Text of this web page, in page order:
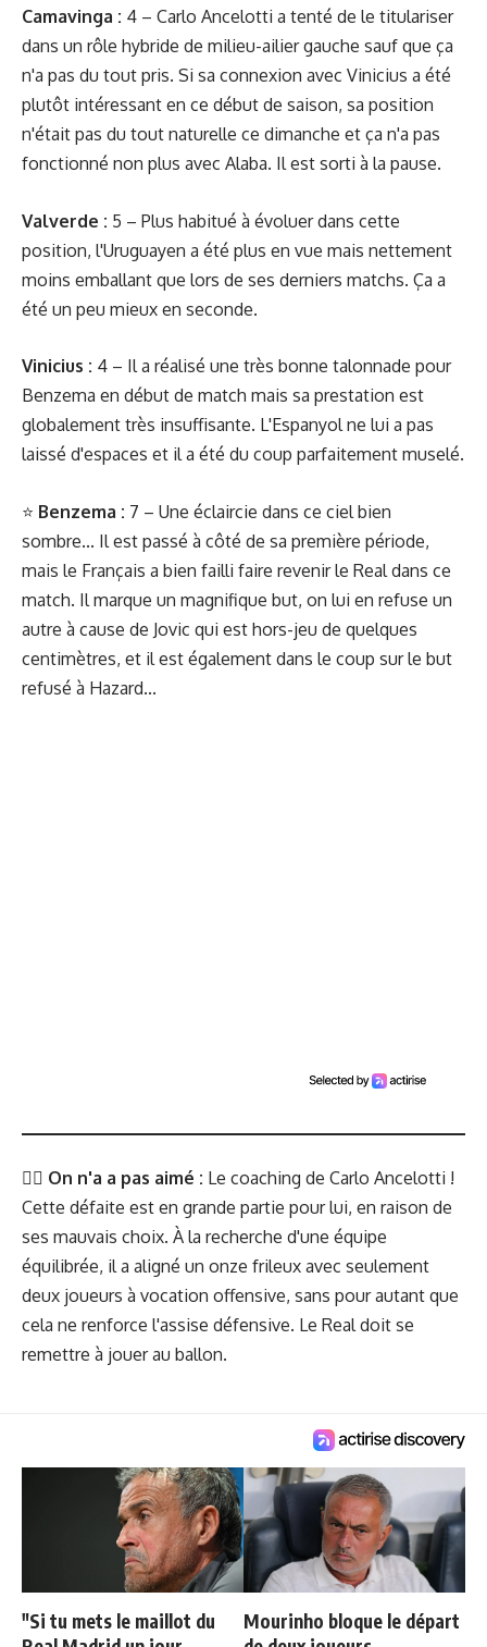
Camavinga : 4 – Carlo Ancelotti a tenté de le titulariser
dans un rôle hybride de milieu-ailier gauche sauf que ça
n'a pas du tout pris. Si sa connexion avec Vinicius a été
plutôt intéressant en ce début de saison, sa position
n'était pas du tout naturelle ce dimanche et ça n'a pas
fonctionné non plus avec Alaba. Il est sorti à la pause.
Valverde : 5 – Plus habitué à évoluer dans cette
position, l'Uruguayen a été plus en vue mais nettement
moins emballant que lors de ses derniers matchs. Ça a
été un peu mieux en seconde.
Vinicius : 4 – Il a réalisé une très bonne talonnade pour
Benzema en début de match mais sa prestation est
globalement très insuffisante. L'Espanyol ne lui a pas
laissé d'espaces et il a été du coup parfaitement muselé.
⭐️ Benzema : 7 – Une éclaircie dans ce ciel bien
sombre... Il est passé à côté de sa première période,
mais le Français a bien failli faire revenir le Real dans ce
match. Il marque un magnifique but, on lui en refuse un
autre à cause de Jovic qui est hors-jeu de quelques
centimètres, et il est également dans le coup sur le but
refusé à Hazard...
👎🏻 On n'a a pas aimé : Le coaching de Carlo Ancelotti !
Cette défaite est en grande partie pour lui, en raison de
ses mauvais choix. À la recherche d'une équipe
équilibrée, il a aligné un onze frileux avec seulement
deux joueurs à vocation offensive, sans pour autant que
cela ne renforce l'assise défensive. Le Real doit se
remettre à jouer au ballon.
"Si tu mets le maillot du
Mourinho bloque le départ